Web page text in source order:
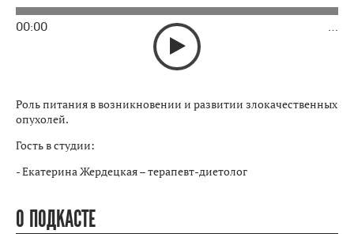
00:00 …
Роль питания в возникновении и развитии злокачественных
опухолей.
Гость в студии:
- Екатерина Жердецкая – терапевт-диетолог
О ПОДКАСТЕ